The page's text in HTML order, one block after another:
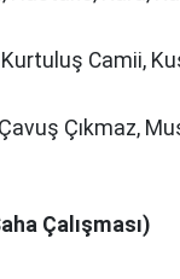
Camii,
Çıkmaz,
Çalışması)